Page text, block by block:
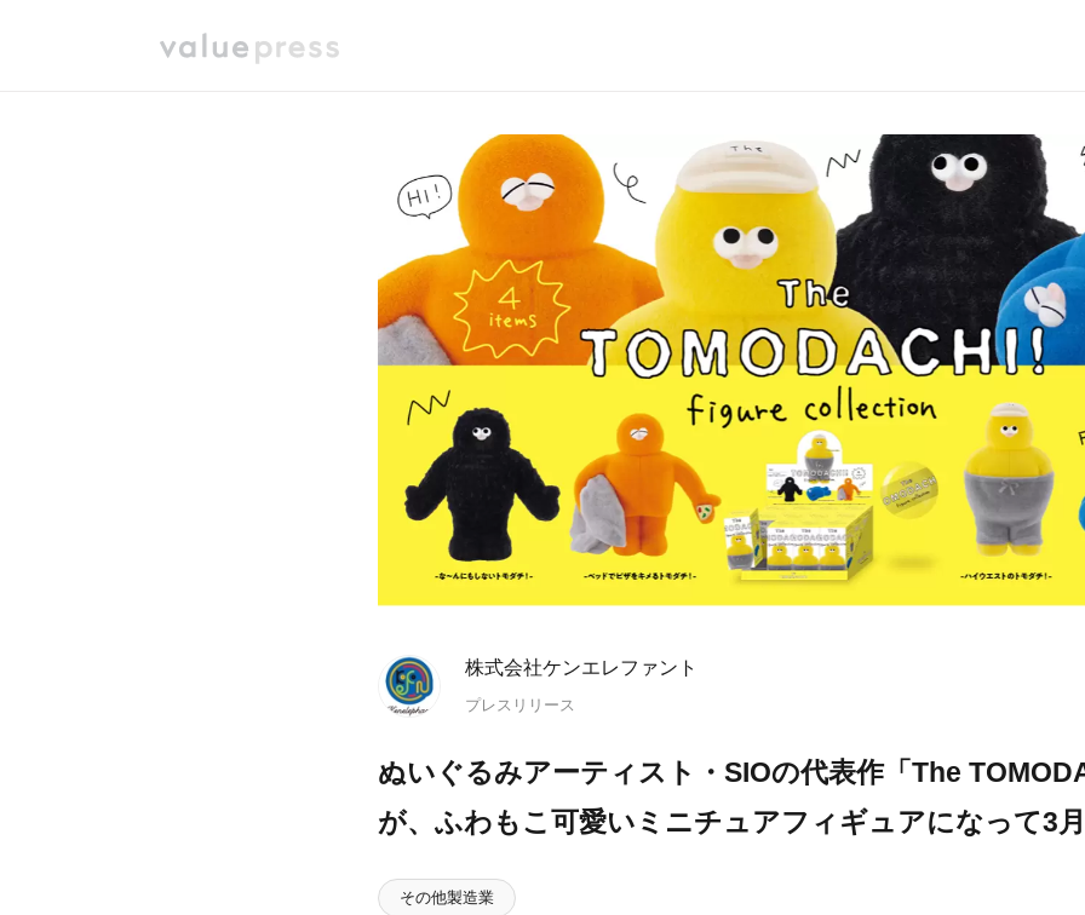
株式会社ケンエレファント
プレスリリース
ぬいぐるみアーティスト・SIOの代表作「The
が、ふわもこ可愛いミニチュアフィギュアになって3
その他製造業